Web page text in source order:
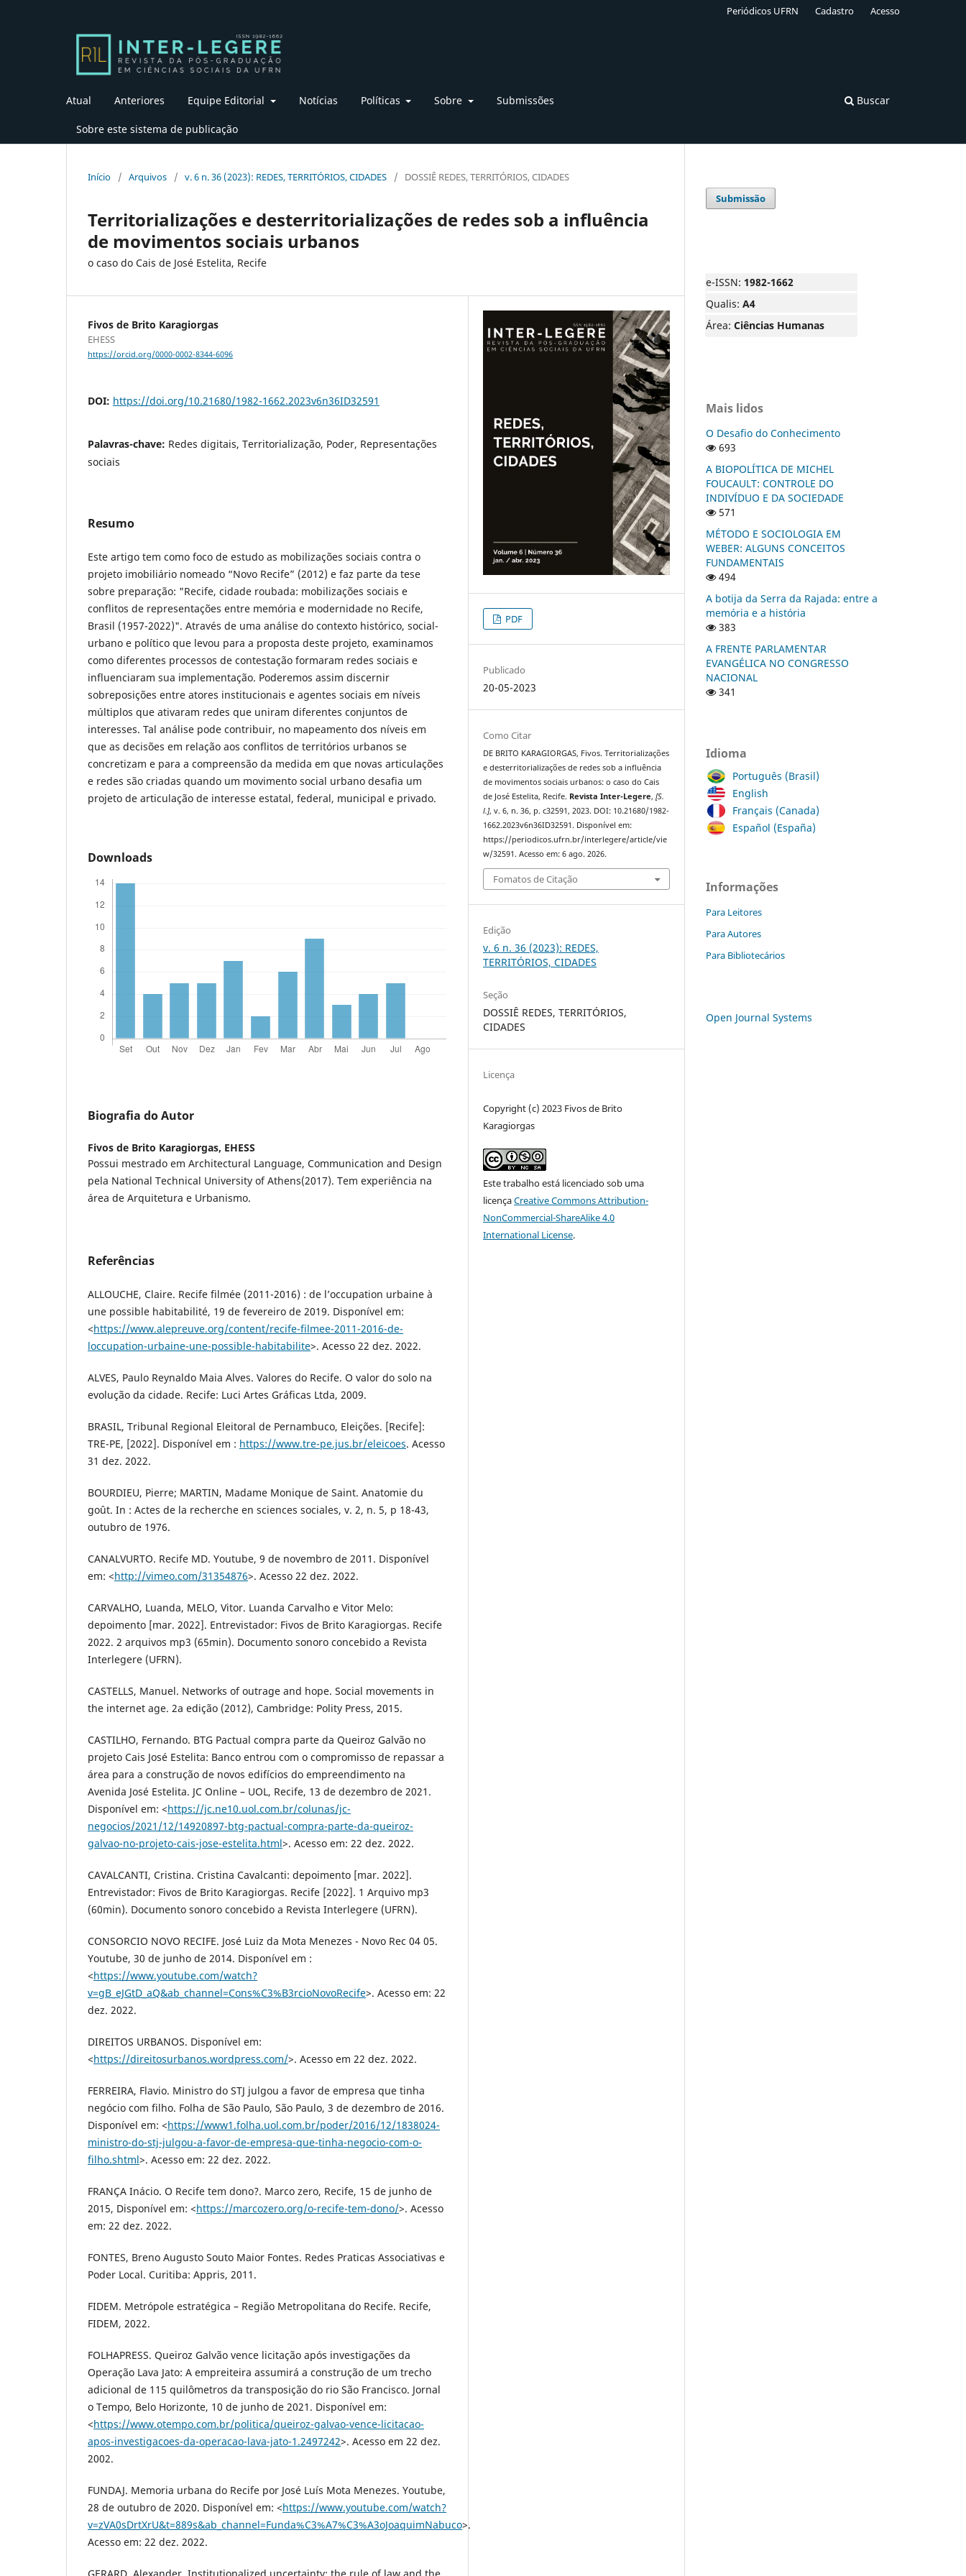
Atual Anteriores Equipe Editorial Notícias Políticas Sobre Submissões
Sobre este sistema de publicação
Buscar
Periódicos UFRN Cadastro Acesso
Início / Arquivos / v. 6 n. 36 (2023): REDES, TERRITÓRIOS, CIDADES / DOSSIÊ REDES, TERRITÓRIOS, CIDADES
Territorializações e desterritorializações de redes sob a influência
de movimentos sociais urbanos
o caso do Cais de José Estelita, Recife
Fivos de Brito Karagiorgas
EHESS
https://orcid.org/0000-0002-8344-6096
DOI: https://doi.org/10.21680/1982-1662.2023v6n36ID32591
Palavras-chave: Redes digitais, Territorialização, Poder, Representações
sociais
Resumo
Este artigo tem como foco de estudo as mobilizações sociais contra o
projeto imobiliário nomeado “Novo Recife” (2012) e faz parte da tese
sobre preparação: "Recife, cidade roubada: mobilizações sociais e
conflitos de representações entre memória e modernidade no Recife,
Brasil (1957-2022)". Através de uma análise do contexto histórico, social-
urbano e político que levou para a proposta deste projeto, examinamos
como diferentes processos de contestação formaram redes sociais e
influenciaram sua implementação. Poderemos assim discernir
sobreposições entre atores institucionais e agentes sociais em níveis
múltiplos que ativaram redes que uniram diferentes conjuntos de
interesses. Tal análise pode contribuir, no mapeamento dos níveis em
que as decisões em relação aos conflitos de territórios urbanos se
concretizam e para a compreensão da medida em que novas articulações
e redes são criadas quando um movimento social urbano desafia um
projeto de articulação de interesse estatal, federal, municipal e privado.
Downloads
Biografia do Autor
Fivos de Brito Karagiorgas, EHESS
Possui mestrado em Architectural Language, Communication and Design
pela National Technical University of Athens(2017). Tem experiência na
área de Arquitetura e Urbanismo.
Referências
ALLOUCHE, Claire. Recife filmée (2011-2016) : de l’occupation urbaine à
une possible habitabilité, 19 de fevereiro de 2019. Disponível em:
<https://www.alepreuve.org/content/recife-filmee-2011-2016-de-
loccupation-urbaine-une-possible-habitabilite>. Acesso 22 dez. 2022.
ALVES, Paulo Reynaldo Maia Alves. Valores do Recife. O valor do solo na
evolução da cidade. Recife: Luci Artes Gráficas Ltda, 2009.
BRASIL, Tribunal Regional Eleitoral de Pernambuco, Eleições. [Recife]:
TRE-PE, [2022]. Disponível em : https://www.tre-pe.jus.br/eleicoes. Acesso
31 dez. 2022.
BOURDIEU, Pierre; MARTIN, Madame Monique de Saint. Anatomie du
goût. In : Actes de la recherche en sciences sociales, v. 2, n. 5, p 18-43,
outubro de 1976.
CANALVURTO. Recife MD. Youtube, 9 de novembro de 2011. Disponível
em: <http://vimeo.com/31354876>. Acesso 22 dez. 2022.
CARVALHO, Luanda, MELO, Vitor. Luanda Carvalho e Vitor Melo:
depoimento [mar. 2022]. Entrevistador: Fivos de Brito Karagiorgas. Recife
2022. 2 arquivos mp3 (65min). Documento sonoro concebido a Revista
Interlegere (UFRN).
CASTELLS, Manuel. Networks of outrage and hope. Social movements in
the internet age. 2a edição (2012), Cambridge: Polity Press, 2015.
CASTILHO, Fernando. BTG Pactual compra parte da Queiroz Galvão no
projeto Cais José Estelita: Banco entrou com o compromisso de repassar a
área para a construção de novos edifícios do empreendimento na
Avenida José Estelita. JC Online – UOL, Recife, 13 de dezembro de 2021.
Disponível em: <https://jc.ne10.uol.com.br/colunas/jc-
negocios/2021/12/14920897-btg-pactual-compra-parte-da-queiroz-
galvao-no-projeto-cais-jose-estelita.html>. Acesso em: 22 dez. 2022.
CAVALCANTI, Cristina. Cristina Cavalcanti: depoimento [mar. 2022].
Entrevistador: Fivos de Brito Karagiorgas. Recife [2022]. 1 Arquivo mp3
(60min). Documento sonoro concebido a Revista Interlegere (UFRN).
CONSORCIO NOVO RECIFE. José Luiz da Mota Menezes - Novo Rec 04 05.
Youtube, 30 de junho de 2014. Disponível em :
<https://www.youtube.com/watch?
v=gB_eJGtD_aQ&ab_channel=Cons%C3%B3rcioNovoRecife>. Acesso em: 22
dez. 2022.
DIREITOS URBANOS. Disponível em:
<https://direitosurbanos.wordpress.com/>. Acesso em 22 dez. 2022.
FERREIRA, Flavio. Ministro do STJ julgou a favor de empresa que tinha
negócio com filho. Folha de São Paulo, São Paulo, 3 de dezembro de 2016.
Disponível em: <https://www1.folha.uol.com.br/poder/2016/12/1838024-
ministro-do-stj-julgou-a-favor-de-empresa-que-tinha-negocio-com-o-
filho.shtml>. Acesso em: 22 dez. 2022.
FRANÇA Inácio. O Recife tem dono?. Marco zero, Recife, 15 de junho de
2015, Disponível em: <https://marcozero.org/o-recife-tem-dono/>. Acesso
em: 22 dez. 2022.
FONTES, Breno Augusto Souto Maior Fontes. Redes Praticas Associativas e
Poder Local. Curitiba: Appris, 2011.
FIDEM. Metrópole estratégica – Região Metropolitana do Recife. Recife,
FIDEM, 2022.
FOLHAPRESS. Queiroz Galvão vence licitação após investigações da
Operação Lava Jato: A empreiteira assumirá a construção de um trecho
adicional de 115 quilômetros da transposição do rio São Francisco. Jornal
o Tempo, Belo Horizonte, 10 de junho de 2021. Disponível em:
<https://www.otempo.com.br/politica/queiroz-galvao-vence-licitacao-
apos-investigacoes-da-operacao-lava-jato-1.2497242>. Acesso em 22 dez.
2002.
FUNDAJ. Memoria urbana do Recife por José Luís Mota Menezes. Youtube,
28 de outubro de 2020. Disponível em: <https://www.youtube.com/watch?
v=zVA0sDrtXrU&t=889s&ab_channel=Funda%C3%A7%C3%A3oJoaquimNabuco>.
Acesso em: 22 dez. 2022.
PDF
Publicado
20-05-2023
Como Citar
DE BRITO KARAGIORGAS, Fivos. Territorializações
e desterritorializações de redes sob a influência
de movimentos sociais urbanos: o caso do Cais
de José Estelita, Recife. Revista Inter-Legere,[S.
l.], v. 6, n. 36, p. c32591, 2023. DOI: 10.21680/1982-
1662.2023v6n36ID32591. Disponível em:
https://periodicos.ufrn.br/interlegere/article/vie
w/32591. Acesso em: 6 ago. 2026.
Fomatos de Citação
Edição
v. 6 n. 36 (2023): REDES,
TERRITÓRIOS, CIDADES
Seção
DOSSIÊ REDES, TERRITÓRIOS,
CIDADES
Licença
Copyright (c) 2023 Fivos de Brito
Karagiorgas
Este trabalho está licenciado sob uma
licençaCreative Commons Attribution-
NonCommercial-ShareAlike 4.0
International License.
Submissão
e-ISSN: 1982-1662
Qualis: A4
Área: Ciências Humanas
Mais lidos
O Desafio do Conhecimento
693
A BIOPOLÍTICA DE MICHEL
FOUCAULT: CONTROLE DO
INDIVÍDUO E DA SOCIEDADE
571
MÉTODO E SOCIOLOGIA EM
WEBER: ALGUNS CONCEITOS
FUNDAMENTAIS
494
A botija da Serra da Rajada: entre a
memória e a história
383
A FRENTE PARLAMENTAR
EVANGÉLICA NO CONGRESSO
NACIONAL
341
Idioma
Português (Brasil)
English
Français (Canada)
Español (España)
Informações
Para Leitores
Para Autores
Para Bibliotecários
Open Journal Systems